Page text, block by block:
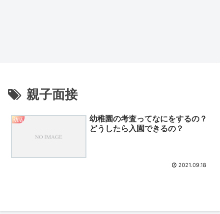
親子面接
幼活
幼稚園の考査ってなにをするの？
どうしたら入園できるの？
2021.09.18